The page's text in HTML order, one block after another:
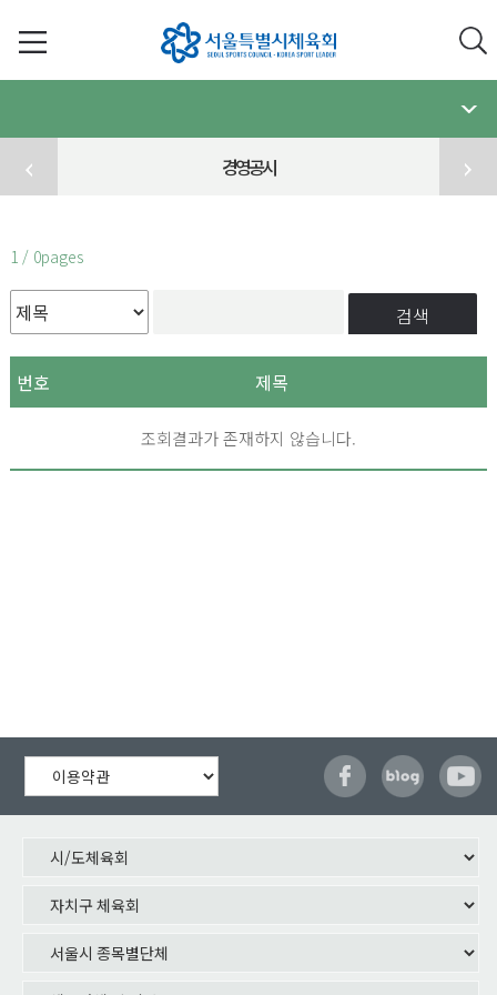
경영공시
1 / 0pages
검색
번호 제목
조회결과가 존재하지 않습니다.